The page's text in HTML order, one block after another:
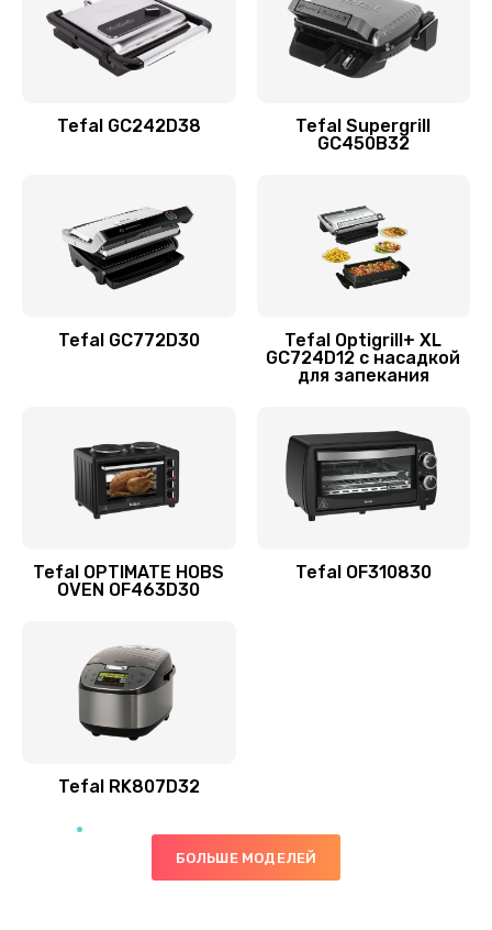
Tefal GC242D38
Tefal Supergrill
GC450B32
Tefal GC772D30
Tefal Optigrill+ XL
GC724D12 с насадкой
для запекания
Tefal OPTIMATE HOBS
OVEN OF463D30
Tefal OF310830
Tefal RK807D32
БОЛЬШЕ МОДЕЛЕЙ